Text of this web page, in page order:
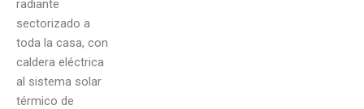
radiante
sectorizado a
toda la casa, con
caldera eléctrica
al sistema solar
térmico de